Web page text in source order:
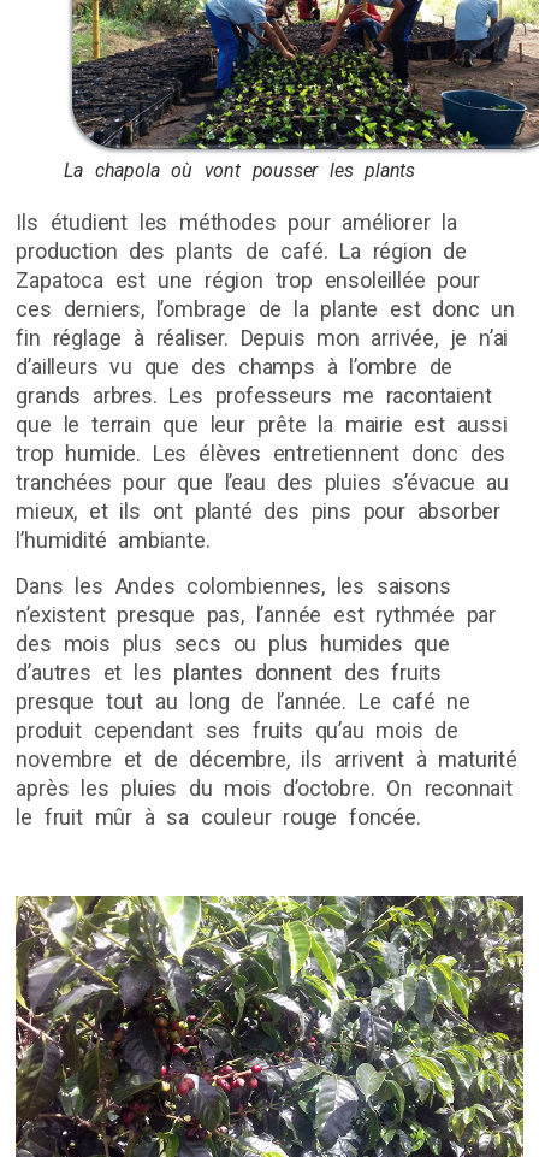
La chapola où vont pousser les plants
Ils étudient les méthodes pour améliorer la
production des plants de café. La région de
Zapatoca est une région trop ensoleillée pour
ces derniers, l’ombrage de la plante est donc un
fin réglage à réaliser. Depuis mon arrivée, je n’ai
d’ailleurs vu que des champs à l’ombre de
grands arbres. Les professeurs me racontaient
que le terrain que leur prête la mairie est aussi
trop humide. Les élèves entretiennent donc des
tranchées pour que l’eau des pluies s’évacue au
mieux, et ils ont planté des pins pour absorber
l’humidité ambiante.
Dans les Andes colombiennes, les saisons
n’existent presque pas, l’année est rythmée par
des mois plus secs ou plus humides que
d’autres et les plantes donnent des fruits
presque tout au long de l’année. Le café ne
produit cependant ses fruits qu’au mois de
novembre et de décembre, ils arrivent à maturité
après les pluies du mois d’octobre. On reconnait
le fruit mûr à sa couleur rouge foncée.